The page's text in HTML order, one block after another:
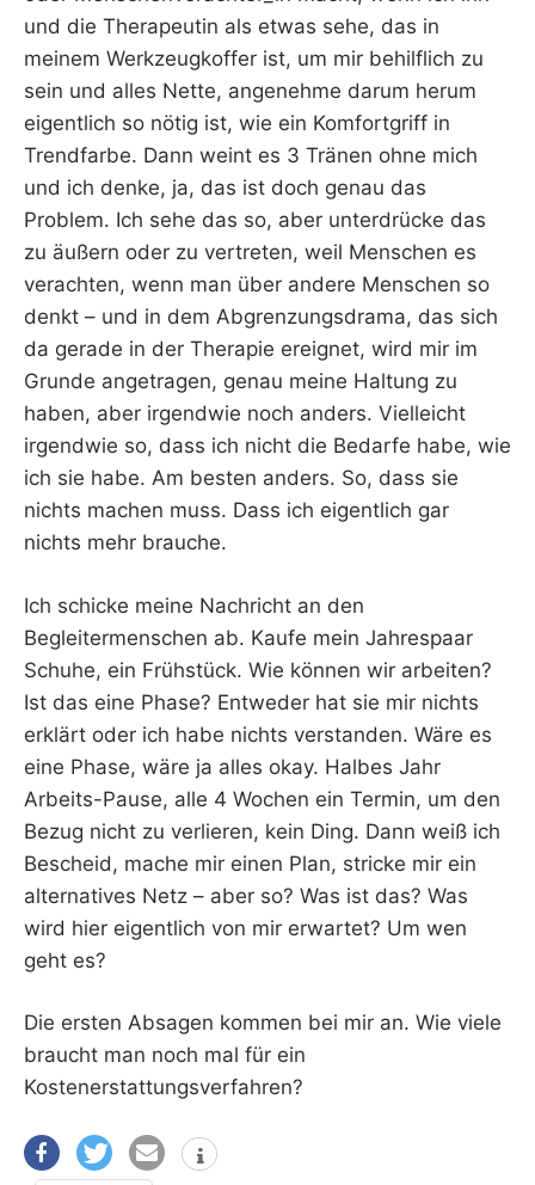
und die Therapeutin als etwas sehe, das in
meinem Werkzeugkoffer ist, um mir behilflich zu
sein und alles Nette, angenehme darum herum
eigentlich so nötig ist, wie ein Komfortgriff in
Trendfarbe. Dann weint es 3 Tränen ohne mich
und ich denke, ja, das ist doch genau das
Problem. Ich sehe das so, aber unterdrücke das
zu äußern oder zu vertreten, weil Menschen es
verachten, wenn man über andere Menschen so
denkt – und in dem Abgrenzungsdrama, das sich
da gerade in der Therapie ereignet, wird mir im
Grunde angetragen, genau meine Haltung zu
haben, aber irgendwie noch anders. Vielleicht
irgendwie so, dass ich nicht die Bedarfe habe, wie
ich sie habe. Am besten anders. So, dass sie
nichts machen muss. Dass ich eigentlich gar
nichts mehr brauche.
Ich schicke meine Nachricht an den
Begleitermenschen ab. Kaufe mein Jahrespaar
Schuhe, ein Frühstück. Wie können wir arbeiten?
Ist das eine Phase? Entweder hat sie mir nichts
erklärt oder ich habe nichts verstanden. Wäre es
eine Phase, wäre ja alles okay. Halbes Jahr
Arbeits-Pause, alle 4 Wochen ein Termin, um den
Bezug nicht zu verlieren, kein Ding. Dann weiß ich
Bescheid, mache mir einen Plan, stricke mir ein
alternatives Netz – aber so? Was ist das? Was
wird hier eigentlich von mir erwartet? Um wen
geht es?
Die ersten Absagen kommen bei mir an. Wie viele
braucht man noch mal für ein
Kostenerstattungsverfahren?